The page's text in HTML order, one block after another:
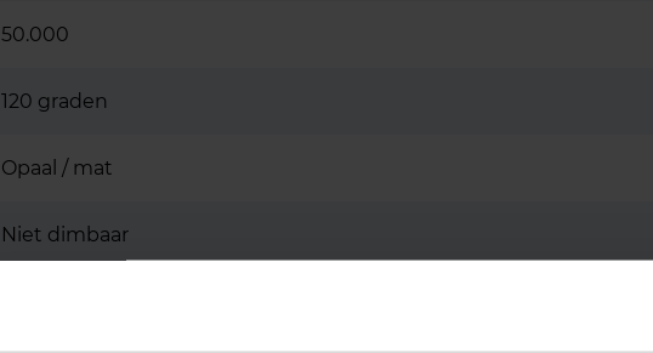
50.000
120 graden
Opaal / mat
Niet dimbaar